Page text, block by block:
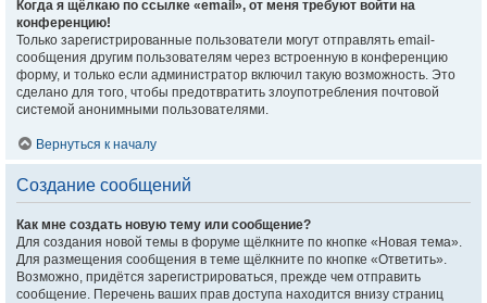
Когда я щёлкаю по ссылке «email», от меня требуют войти на
конференцию!
Только зарегистрированные пользователи могут отправлять email-
сообщения другим пользователям через встроенную в конференцию
форму, и только если администратор включил такую возможность. Это
сделано для того, чтобы предотвратить злоупотребления почтовой
системой анонимными пользователями.
Вернуться к началу
Создание сообщений
Как мне создать новую тему или сообщение?
Для создания новой темы в форуме щёлкните по кнопке «Новая тема».
Для размещения сообщения в теме щёлкните по кнопке «Ответить».
Возможно, придётся зарегистрироваться, прежде чем отправить
сообщение. Перечень ваших прав доступа находится внизу страниц